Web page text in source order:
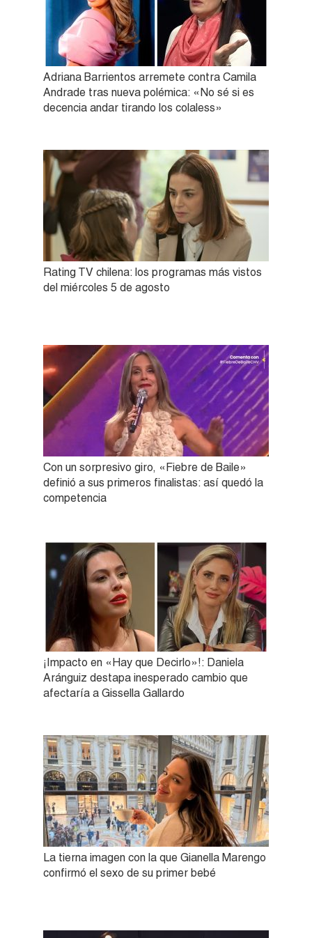
Adriana Barrientos arremete contra Camila
Andrade tras nueva polémica: «No sé si es
decencia andar tirando los colaless»
Rating TV chilena: los programas más vistos
del miércoles 5 de agosto
Con un sorpresivo giro, «Fiebre de Baile»
definió a sus primeros finalistas: así quedó la
competencia
¡Impacto en «Hay que Decirlo»!: Daniela
Aránguiz destapa inesperado cambio que
afectaría a Gissella Gallardo
La tierna imagen con la que Gianella Marengo
confirmó el sexo de su primer bebé